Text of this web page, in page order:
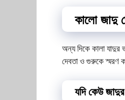
কালো জাদু
অন্য দিকে কালা যাদুর
দেবতা ও গুরুকে স্মরণ
যদি কেউ